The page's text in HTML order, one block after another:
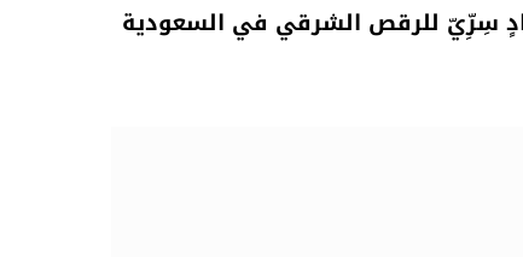
سِرِّيّ للرقص الشرقي في السعودية